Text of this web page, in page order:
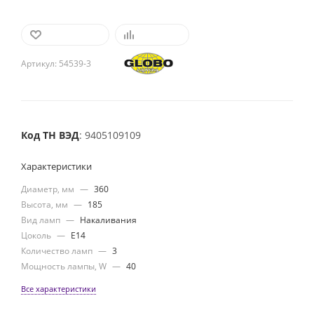
Артикул: 54539-3
Код ТН ВЭД: 9405109109
Характеристики
Диаметр, мм — 360
Высота, мм — 185
Вид ламп — Накаливания
Цоколь — E14
Количество ламп — 3
Мощность лампы, W — 40
Все характеристики